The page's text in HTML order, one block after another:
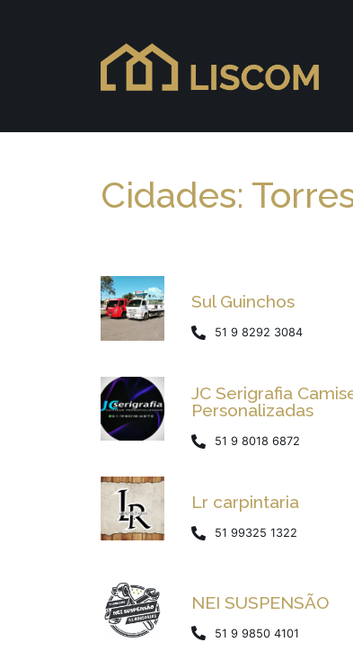
Cidades:
Sul Guinchos
51 9 8292 3084
JC Serigrafia
Personalizadas
51 9 8018 6872
Lr carpintaria
51 99325 1322
NEI SUSPENSÃO
51 9 9850 4101